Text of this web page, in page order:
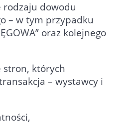
rodzaju dowodu
– w tym przypadku
oraz kolejnego
stron, których
– wystawcy i